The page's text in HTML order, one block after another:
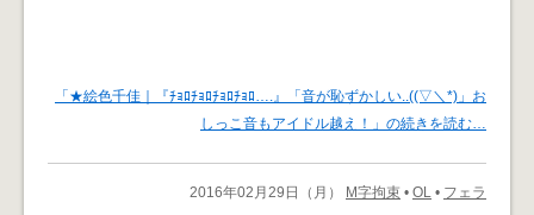
「★絵色千佳｜『ﾁｮﾛﾁｮﾛﾁｮﾛﾁｮﾛ….』「音が恥ずかしい..((▽＼*)」お
しっこ音もアイドル越え！」の続きを読む…
2016年02月29日（月） M字拘束 • OL • フェラ